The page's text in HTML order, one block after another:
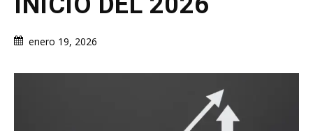
enero 19, 2026